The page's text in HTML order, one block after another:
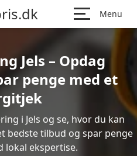
Menu
Jels – Opdag
penge med et
i Jels og se, hvor du kan
bedste tilbud og spar penge
lokal ekspertise.